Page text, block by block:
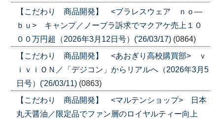
【こだわり 商品開発】 <ブラレスウェア ｎｏ―
ｂｕ> キャンプ／ノーブラ訴求でマクアケ売上１０
００万円超（2026年3月12日号）('26/03/17) (0864)
【こだわり 商品開発】 <あおぎり高校購買部> ｖ
ｉｖｉＯＮ／「デジコン」からリアルへ（2026年3月5
日号）('26/03/11) (0863)
【こだわり 商品開発】 <マルテンショップ> 日本
丸天醤油／限定品でファン層のロイヤルティー向上